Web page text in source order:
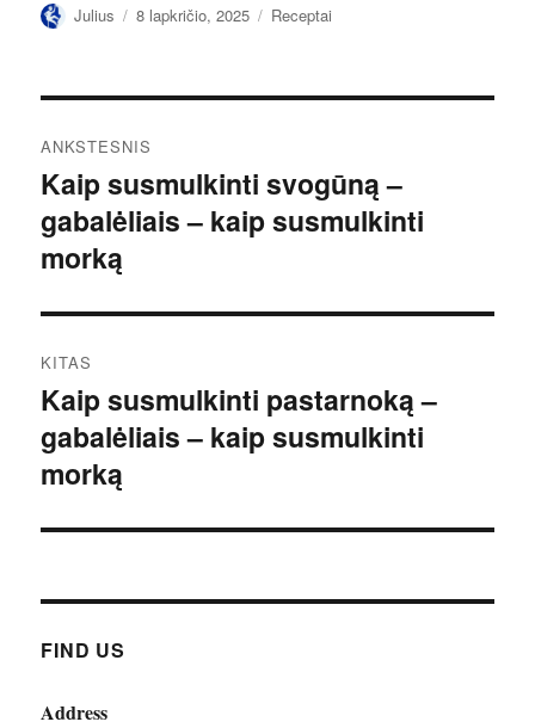
Autorius
Julius Paskelbta
8 lapkričio, 2025 Kategorijos
Receptai
tarp
įrašų
ANKSTESNIS
Ankstesnis
įrašas:
Kaip susmulkinti svogūną –
gabalėliais – kaip susmulkinti
morką
KITAS
Kitas
įrašas:
Kaip susmulkinti pastarnoką –
gabalėliais – kaip susmulkinti
morką
FIND US
Address